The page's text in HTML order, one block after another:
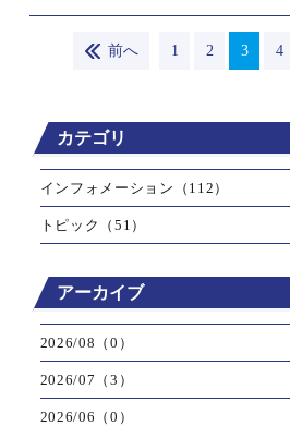
前へ 1 2 3 4
カテゴリ
インフォメーション（112）
トピック（51）
アーカイブ
2026/08（0）
2026/07（3）
2026/06（0）